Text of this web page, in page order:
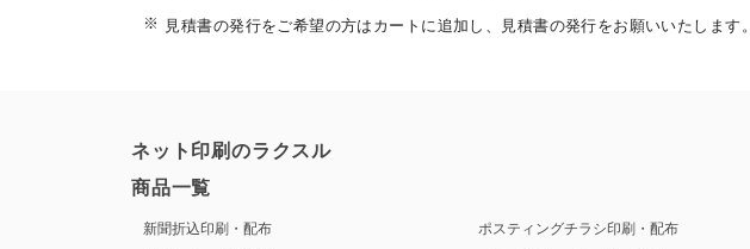
見積書の発行をご希望の方はカートに追加し、見積書の発行をお願いいたします。
ネット印刷のラクスル
商品一覧
新聞折込印刷・配布
ポスティングチラシ印刷・配布